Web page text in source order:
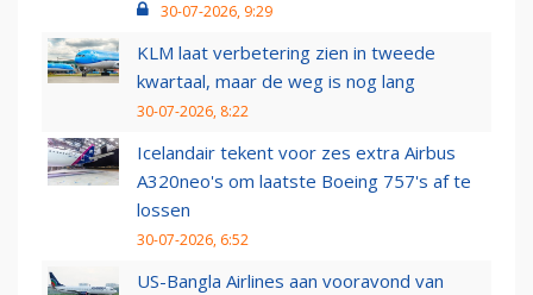
30-07-2026, 9:29
KLM laat verbetering zien in tweede
kwartaal, maar de weg is nog lang
30-07-2026, 8:22
Icelandair tekent voor zes extra Airbus
A320neo's om laatste Boeing 757's af te
lossen
30-07-2026, 6:52
US-Bangla Airlines aan vooravond van